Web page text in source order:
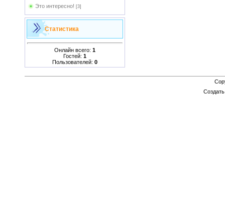
Это интересно! [3]
Статистика
Онлайн всего: 1
Гостей: 1
Пользователей: 0